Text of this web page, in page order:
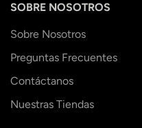
SOBRE NOSOTROS
Sobre Nosotros
Preguntas Frecuentes
Contáctanos
Nuestras Tiendas